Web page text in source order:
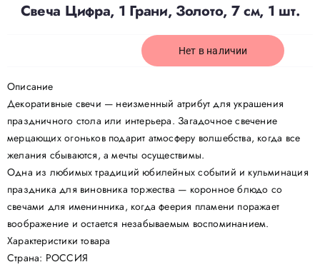
О нас
Контакты
Политика конфиденциальности
Свеча Цифра, 1 Грани, Золото, 7 см, 1 шт.
Нет в наличии
Описание
Декоративные свечи — неизменный атрибут для украшения
праздничного стола или интерьера. Загадочное свечение
мерцающих огоньков подарит атмосферу волшебства, когда все
желания сбываются, а мечты осуществимы.
Одна из любимых традиций юбилейных событий и кульминация
праздника для виновника торжества — коронное блюдо со
свечами для именинника, когда феерия пламени поражает
воображение и остается незабываемым воспоминанием.
Характеристики товара
Страна: РОССИЯ